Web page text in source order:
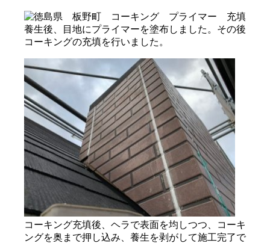
養生後、目地にプライマーを塗布しました。その後
コーキングの充填を行いました。
コーキング充填後、ヘラで表面を均しつつ、コーキ
ングを奥まで押し込み、養生を剥がして施工完了で